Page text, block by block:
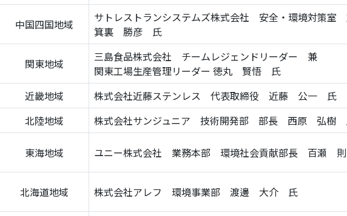
中国四国地域
サトレストランシステムズ株式会社 安全・環境対策
箕裏 勝彦 氏
関東地域
三島食品株式会社 チームレジェンドリーダー 兼
関東工場生産管理リーダー 徳丸 賢悟 氏
近畿地域
株式会社近藤ステンレス 代表取締役 近藤 公一 氏
北陸地域
株式会社サンジュニア 技術開発部 部長 西原 弘樹
東海地域 ユニー株式会社 業務本部 環境社会貢献部長 百瀬
北海道地域 株式会社アレフ 環境事業部 渡邊 大介 氏